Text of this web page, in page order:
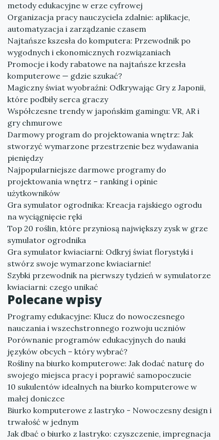
metody edukacyjne w erze cyfrowej
Organizacja pracy nauczyciela zdalnie: aplikacje,
automatyzacja i zarządzanie czasem
Najtańsze kszesła do komputera: Przewodnik po
wygodnych i ekonomicznych rozwiązaniach
Promocje i kody rabatowe na najtańsze krzesła
komputerowe — gdzie szukać?
Magiczny świat wyobraźni: Odkrywając Gry z Japonii,
które podbiły serca graczy
Współczesne trendy w japońskim gamingu: VR, AR i
gry chmurowe
Darmowy program do projektowania wnętrz: Jak
stworzyć wymarzone przestrzenie bez wydawania
pieniędzy
Najpopularniejsze darmowe programy do
projektowania wnętrz – ranking i opinie
użytkowników
Gra symulator ogrodnika: Kreacja rajskiego ogrodu
na wyciągnięcie ręki
Top 20 roślin, które przyniosą największy zysk w grze
symulator ogrodnika
Gra symulator kwiaciarni: Odkryj świat florystyki i
stwórz swoje wymarzone kwiaciarnie!
Szybki przewodnik na pierwszy tydzień w symulatorze
kwiaciarni: czego unikać
Polecane wpisy
Programy edukacyjne: Klucz do nowoczesnego
nauczania i wszechstronnego rozwoju uczniów
Porównanie programów edukacyjnych do nauki
języków obcych – który wybrać?
Rośliny na biurko komputerowe: Jak dodać naturę do
swojego miejsca pracy i poprawić samopoczucie
10 sukulentów idealnych na biurko komputerowe w
małej doniczce
Biurko komputerowe z lastryko - Nowoczesny design i
trwałość w jednym
Jak dbać o biurko z lastryko: czyszczenie, impregnacja